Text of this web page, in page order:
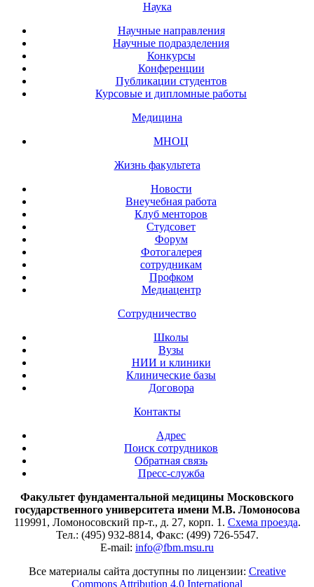
Наука
Научные направления
Научные подразделения
Конкурсы
Конференции
Публикации студентов
Курсовые и дипломные работы
Медицина
МНОЦ
Жизнь факультета
Новости
Внеучебная работа
Клуб менторов
Студсовет
Форум
Фотогалерея
сотрудникам
Профком
Медиацентр
Сотрудничество
Школы
Вузы
НИИ и клиники
Клинические базы
Договора
Контакты
Адрес
Поиск сотрудников
Обратная связь
Пресс-служба
Факультет фундаментальной медицины Московского
государственного университета имени М.В. Ломоносова
119991, Ломоносовский пр-т., д. 27, корп. 1. Схема проезда.
Тел.: (495) 932-8814, Факс: (499) 726-5547.
E-mail: info@fbm.msu.ru
Все материалы сайта доступны по лицензии: Creative
Commons Attribution 4.0 International